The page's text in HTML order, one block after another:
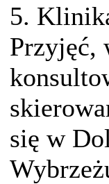
5.
Przyjęć,
się w